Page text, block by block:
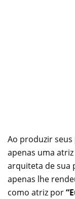
Ao produzir
apenas uma
arquiteta de sua
apenas lhe
como atriz por